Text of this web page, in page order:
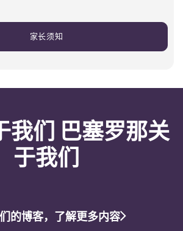
家长须知
我们 巴塞罗那关
于我们
的博客，了解更多内容